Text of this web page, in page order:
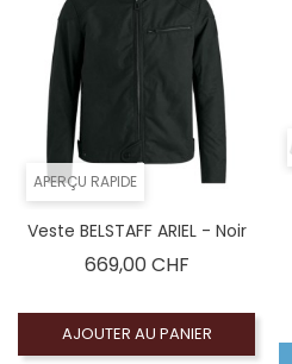
APERÇU RAPIDE
Veste BELSTAFF ARIEL - Noir
669,00 CHFPrix
AJOUTER AU PANIER